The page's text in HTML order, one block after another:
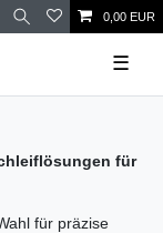
0,00 EUR
☰
für
für präzise